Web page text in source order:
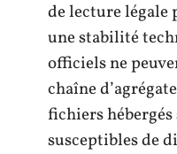
de lecture légale
une stabilité
officiels ne
chaîne
fichiers
susceptibles de